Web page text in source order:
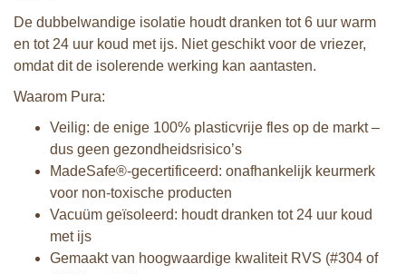
De dubbelwandige isolatie houdt dranken tot 6 uur warm
en tot 24 uur koud met ijs. Niet geschikt voor de vriezer,
omdat dit de isolerende werking kan aantasten.
Waarom Pura:
Veilig: de enige 100% plasticvrije fles op de markt –
dus geen gezondheidsrisico’s
MadeSafe®-gecertificeerd: onafhankelijk keurmerk
voor non-toxische producten
Vacuüm geïsoleerd: houdt dranken tot 24 uur koud
met ijs
Gemaakt van hoogwaardige kwaliteit RVS (#304 of